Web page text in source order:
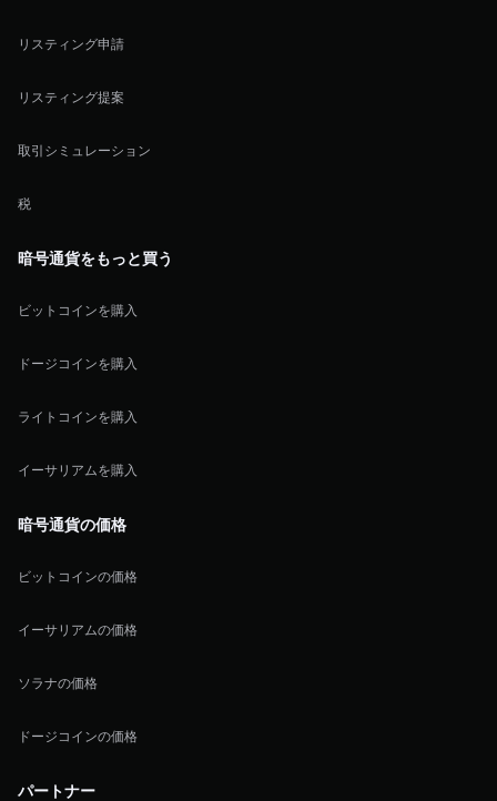
リスティング申請
リスティング提案
取引シミュレーション
税
暗号通貨をもっと買う
ビットコインを購入
ドージコインを購入
ライトコインを購入
イーサリアムを購入
暗号通貨の価格
ビットコインの価格
イーサリアムの価格
ソラナの価格
ドージコインの価格
パートナー